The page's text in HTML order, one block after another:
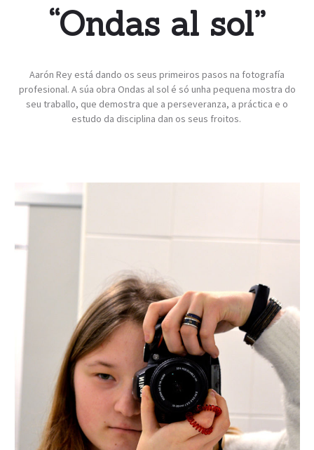
“Ondas al sol”
Aarón Rey está dando os seus primeiros pasos na fotografía
profesional. A súa obra Ondas al sol é só unha pequena mostra do
seu traballo, que demostra que a perseveranza, a práctica e o
estudo da disciplina dan os seus froitos.